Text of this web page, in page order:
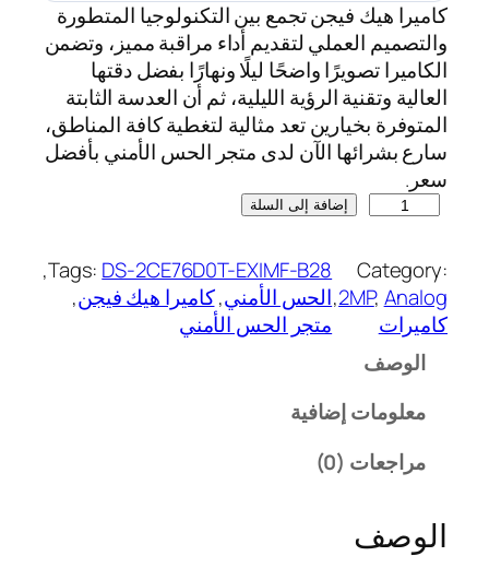
كاميرا هيك فيجن تجمع بين التكنولوجيا المتطورة
والتصميم العملي لتقديم أداء مراقبة مميز، وتضمن
الكاميرا تصويرًا واضحًا ليلًا ونهارًا بفضل دقتها
العالية وتقنية الرؤية الليلية، ثم أن العدسة الثابتة
المتوفرة بخيارين تعد مثالية لتغطية كافة المناطق،
سارع بشرائها الآن لدى متجر الحس الأمني بأفضل
سعر.
إضافة إلى السلة
Category:
2MP, Analog
,
كاميرات
Tags: DS-2CE76D0T-EXIMF-B28
,
الحس الأمني, كاميرا هيك فيجن,
متجر الحس الأمني
الوصف
معلومات إضافية
مراجعات (0)
الوصف